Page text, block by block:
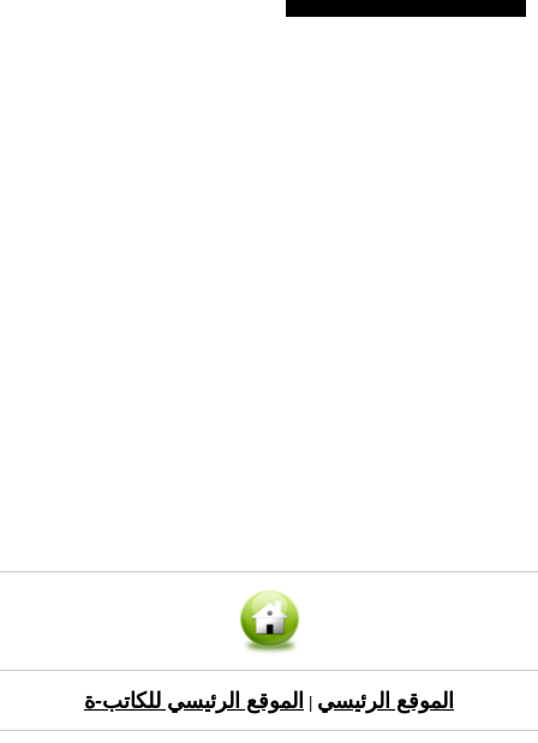
الموقع الرئيسي الموقع الرئيسي للكاتب-ة